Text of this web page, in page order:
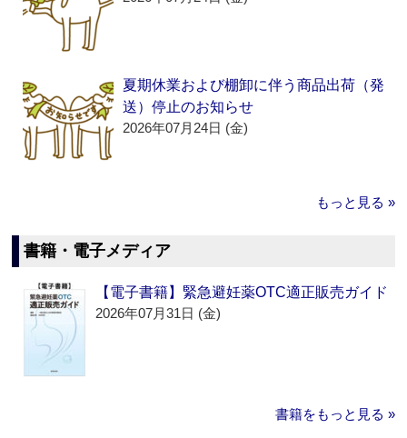
夏期休業および棚卸に伴う商品出荷（発
送）停止のお知らせ
2026年07月24日 (金)
もっと見る »
書籍・電子メディア
【電子書籍】緊急避妊薬OTC適正販売ガイド
2026年07月31日 (金)
書籍をもっと見る »